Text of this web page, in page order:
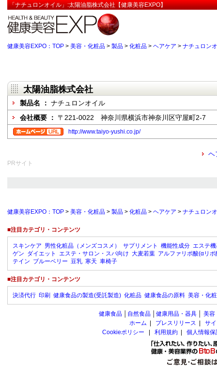
「ナチュロンオイル」:太陽油脂株式会社【健康美容EXPO】
健康美容EXPO：TOP > 美容・化粧品 > 製品 > 化粧品 > ヘアケア > ナチュロン
太陽油脂株式会社
製品名 ： ナチュロンオイル
会社概要 ： 〒221-0022 神奈川県横浜市神奈川区守屋町2-7
http://www.taiyo-yushi.co.jp/
ヘ
PRサイト
健康美容EXPO：TOP > 美容・化粧品 > 製品 > 化粧品 > ヘアケア > ナチュロン
■注目カテゴリ・コンテンツ
スキンケア 男性化粧品（メンズコスメ） サプリメント 機能性成分 エステ
ゲン ダイエット エステ・サロン・スパ向け 大麦若葉 アルファリポ酸(αリポ
テイン ブルーベリー 豆乳 寒天 車椅子
■注目カテゴリ・コンテンツ
決済代行 印刷 健康食品の製造(受託製造) 化粧品 健康食品の原料 美容・化
健康食品 自然食品 健康用品・器具 美容
ホーム
プレスリリース
サ
Cookieポリシー
利用規約 個人情報